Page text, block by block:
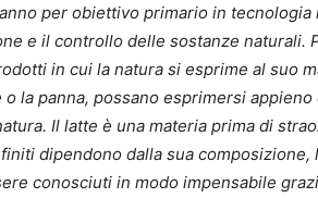
per obiettivo primario in tecnologia
e il controllo delle sostanze naturali.
in cui la natura si esprime al suo
la panna, possano esprimersi
Il latte è una materia prima di
dipendono dalla sua composizione,
conosciuti in modo impensabile